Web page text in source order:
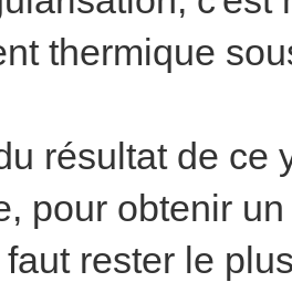
thermique
résultat de ce
pour obtenir
rester le